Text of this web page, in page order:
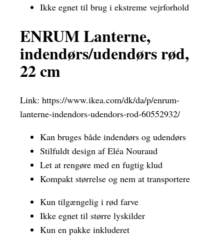
Ikke egnet til brug i ekstreme vejrforhold
ENRUM Lanterne,
indendørs/udendørs rød,
22 cm
Link: https://www.ikea.com/dk/da/p/enrum-
lanterne-indendors-udendors-rod-60552932/
Kan bruges både indendørs og udendørs
Stilfuldt design af Eléa Nouraud
Let at rengøre med en fugtig klud
Kompakt størrelse og nem at transportere
Kun tilgængelig i rød farve
Ikke egnet til større lyskilder
Kun en pakke inkluderet